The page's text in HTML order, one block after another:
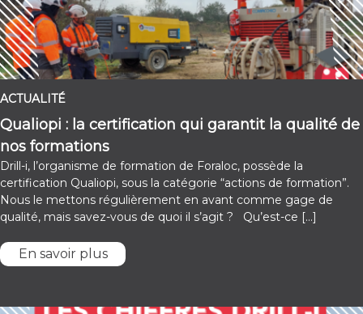
ACTUALITÉ
Qualiopi : la certification qui garantit la qualité de
nos formations
Drill-i, l’organisme de formation de Foraloc, possède la
certification Qualiopi, sous la catégorie “actions de formation”.
Nous le mettons régulièrement en avant comme gage de
qualité, mais savez-vous de quoi il s’agit ? Qu’est-ce […]
En savoir plus